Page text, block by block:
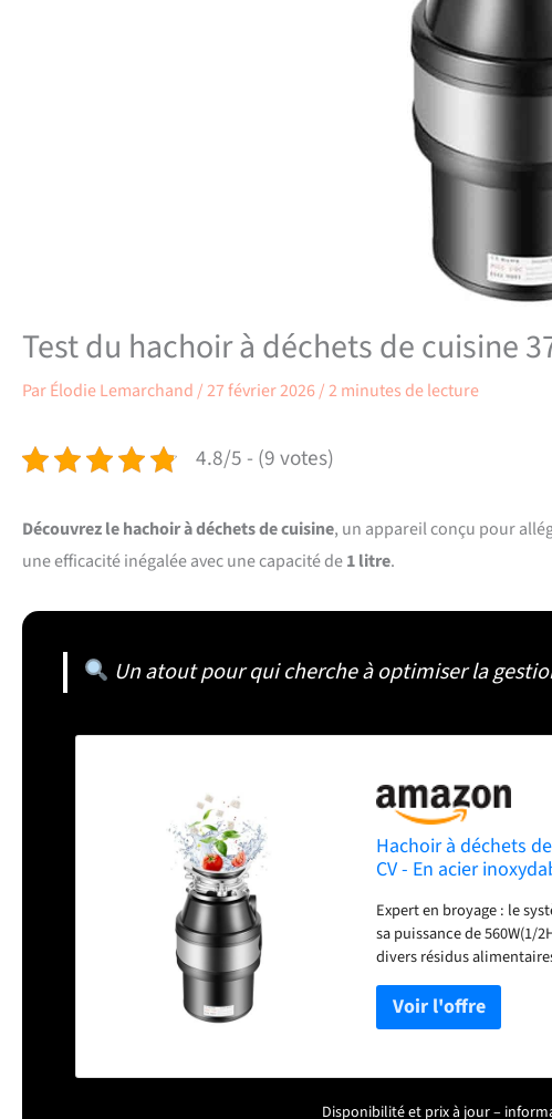
Test du hachoir à déchets de cuisine
ParÉlodie Lemarchand/27 février 2026/2 minutes de lecture
4.8/5 - (9 votes)
Découvrez le hachoir à déchets de cuisine, un appareil conçu pour
une efficacité inégalée avec une capacité de1 litre.
Un atout pour qui cherche à optimiser la
Hachoir à déchets
CV - En acier
Expert en broyage : le
sa puissance de 560W(1/
divers résidus
sont pas bloqués. 3400r/
pour les transformer en
Grande capacité : Sa
économisant l'eau. Qu'il
Disponibilité et prix à jour –